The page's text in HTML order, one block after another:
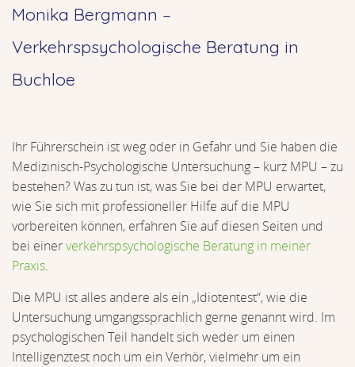
Monika Bergmann –
Verkehrspsychologische Beratung in
Buchloe
Ihr Führerschein ist weg oder in Gefahr und Sie haben die
Medizinisch-Psychologische Untersuchung – kurz MPU – zu
bestehen? Was zu tun ist, was Sie bei der MPU erwartet,
wie Sie sich mit professioneller Hilfe auf die MPU
vorbereiten können, erfahren Sie auf diesen Seiten und
bei einerverkehrspsychologische Beratung in meiner
Praxis.
Die MPU ist alles andere als ein „Idiotentest“, wie die
Untersuchung umgangssprachlich gerne genannt wird. Im
psychologischen Teil handelt sich weder um einen
Intelligenztest noch um ein Verhör, vielmehr um ein